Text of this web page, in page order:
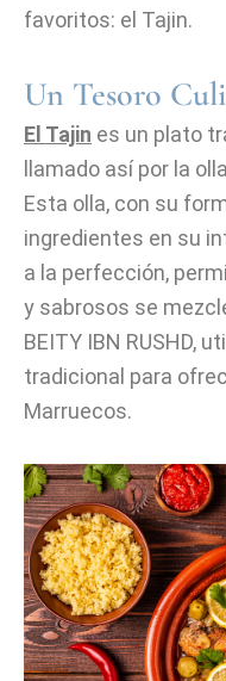
favoritos: el Tajin.
Un Tesoro
El Tajin es un plato
llamado así por la
Esta olla, con su
ingredientes en su
a la perfección,
y sabrosos se
BEITY IBN RUSHD,
tradicional para
Marruecos.